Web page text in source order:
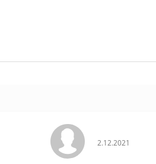
je 5 z 5 hvězdiček. Hodnocení
2.12.2021